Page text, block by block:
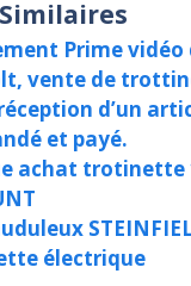
Prime vidéo
vente de
d’un
et payé.
achat trotinette
électrique